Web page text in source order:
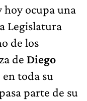
hoy ocupa una
Legislatura
de los
de Diego
toda su
parte de su